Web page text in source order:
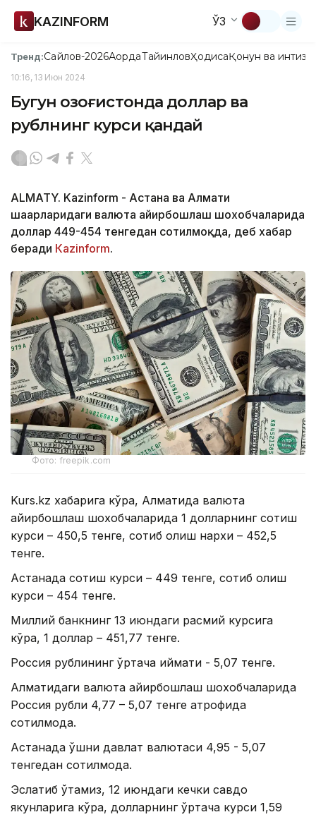
KAZINFORM ЎЗ
Тренд:Сайлов-2026АқордаТайинловҲодисаҚонун ва
10:16, 13 Июн 2024
Бугун Қозоғистонда доллар ва
рублнинг курси қандай
ALMATY. Kazinform - Астана ва Алмати
шаҳарларидаги валюта айирбошлаш шохобчаларида
доллар 449-454 тенгедан сотилмоқда, деб хабар
беради Каzinform.
Фото: freepik.com
Kurs.kz хабарига кўра, Алматида валюта
айирбошлаш шохобчаларида 1 долларнинг сотиш
курси – 450,5 тенге, сотиб олиш нархи – 452,5
тенге.
Астанада сотиш курси – 449 тенге, сотиб олиш
курси – 454 тенге.
Миллий банкнинг 13 июндаги расмий курсига
кўра, 1 доллар – 451,77 тенге.
Россия рублининг ўртача қиймати - 5,07 тенге.
Алматидаги валюта айирбошлаш шохобчаларида
Россия рубли 4,77 – 5,07 тенге атрофида
сотилмоқда.
Астанада қўшни давлат валютаси 4,95 - 5,07
тенгедан сотилмоқда.
Эслатиб ўтамиз, 12 июндаги кечки савдо
якунларига кўра, долларнинг ўртача курси 1,59